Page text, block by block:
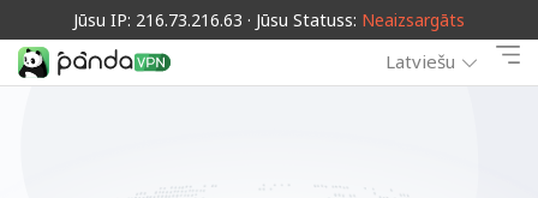
Jūsu IP: 216.73.216.63 · Jūsu Statuss: Neaizsargāts
Latviešu